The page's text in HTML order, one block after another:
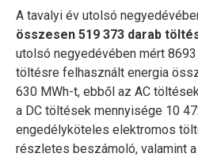
A tavalyi év utolsó
összesen 519 373 darab
utolsó negyedévében mért
töltésre felhasznált energia
630 MWh-t, ebből az AC
a DC töltések mennyisége 10
engedélyköteles elektromos
részletes beszámoló, valamint